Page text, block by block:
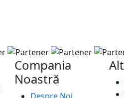
Compania
Noastră